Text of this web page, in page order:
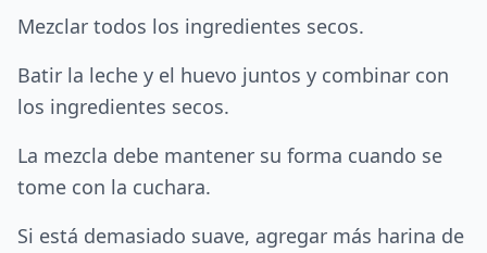
Mezclar todos los ingredientes secos.
Batir la leche y el huevo juntos y combinar con
los ingredientes secos.
La mezcla debe mantener su forma cuando se
tome con la cuchara.
Si está demasiado suave, agregar más harina de